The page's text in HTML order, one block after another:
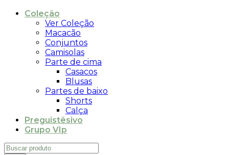
Coleção
Ver Coleção
Macacão
Conjuntos
Camisolas
Parte de cima
Casacos
Blusas
Partes de baixo
Shorts
Calça
Preguistêsivo
Grupo VIp